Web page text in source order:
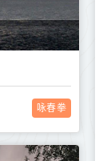
咏春拳